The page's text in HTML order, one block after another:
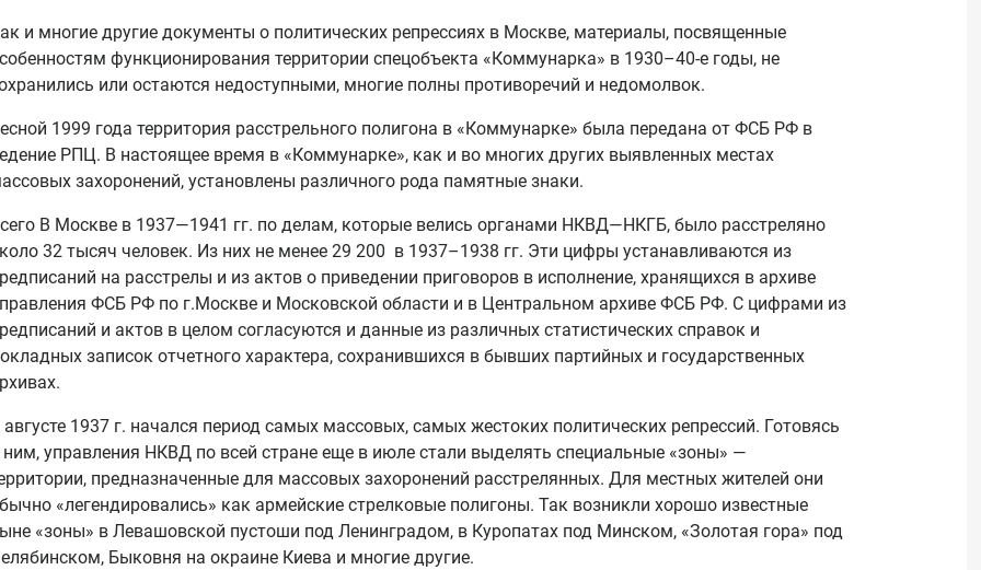
и многие другие документы о политических репрессиях в Москве, материалы, посвященные
функционирования территории спецобъекта «Коммунарка» в 1930–40-е годы, не
или остаются недоступными, многие полны противоречий и недомолвок.
1999 года территория расстрельного полигона в «Коммунарке» была передана от ФСБ РФ в
РПЦ. В настоящее время в «Коммунарке», как и во многих других выявленных местах
захоронений, установлены различного рода памятные знаки.
В Москве в 1937—1941 гг. по делам, которые велись органами НКВД—НКГБ, было расстреляно
32 тысяч человек. Из них не менее 29 200 в 1937–1938 гг. Эти цифры устанавливаются из
на расстрелы и из актов о приведении приговоров в исполнение, хранящихся в архиве
ФСБ РФ по г.Москве и Московской области и в Центральном архиве ФСБ РФ. С цифрами из
и актов в целом согласуются и данные из различных статистических справок и
записок отчетного характера, сохранившихся в бывших партийных и государственных
августе 1937 г. начался период самых массовых, самых жестоких политических репрессий. Готовясь
ним, управления НКВД по всей стране еще в июле стали выделять специальные «зоны» —
предназначенные для массовых захоронений расстрелянных. Для местных жителей они
«легендировались» как армейские стрелковые полигоны. Так возникли хорошо известные
«зоны» в Левашовской пустоши под Ленинградом, в Куропатах под Минском, «Золотая гора» под
Быковня на окраине Киева и многие другие.